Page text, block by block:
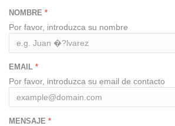
NOMBRE
Por favor, introduzca su nombre
EMAIL
Por favor, introduzca su email de contacto
MENSAJE